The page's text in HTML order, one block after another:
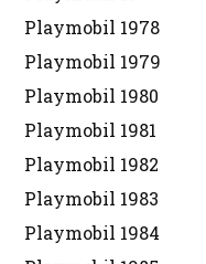
Playmobil 1978
Playmobil 1979
Playmobil 1980
Playmobil 1981
Playmobil 1982
Playmobil 1983
Playmobil 1984